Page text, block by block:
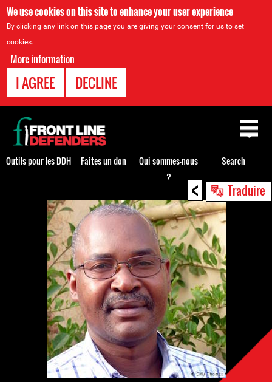
We use cookies on this site to enhance your user experience
By clicking any link on this page you are giving your consent for us to set
cookies.
More information
I AGREE DECLINE
< Traduire
Back
to
top
Outils pour les DDH Faites un don
Qui sommes-nous
?
Search